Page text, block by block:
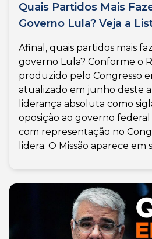
Quais Partidos Mais
Governo Lula? Veja a
Afinal, quais partidos mais
governo Lula? Conforme o
produzido pelo Congresso
atualizado em junho deste
liderança absoluta como
oposição ao governo
com representação no
lidera. O Missão aparece em